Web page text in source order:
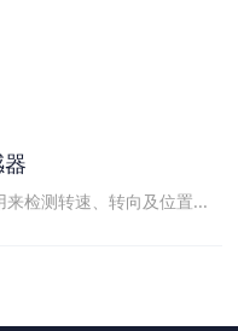
来检测转速、转向及位置...